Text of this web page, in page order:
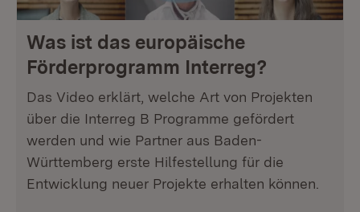
Was ist das europäische
Förderprogramm Interreg?
Das Video erklärt, welche Art von Projekten
über die Interreg B Programme gefördert
werden und wie Partner aus Baden-
Württemberg erste Hilfestellung für die
Entwicklung neuer Projekte erhalten können.